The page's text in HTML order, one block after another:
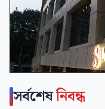
সর্বশেষনিবন্ধ